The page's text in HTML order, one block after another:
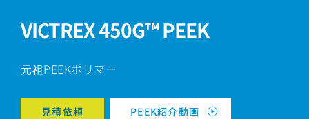
VICTREX 450G™ PEEK
元祖 PEEKポリマー
見積依頼 PEEK紹介動画